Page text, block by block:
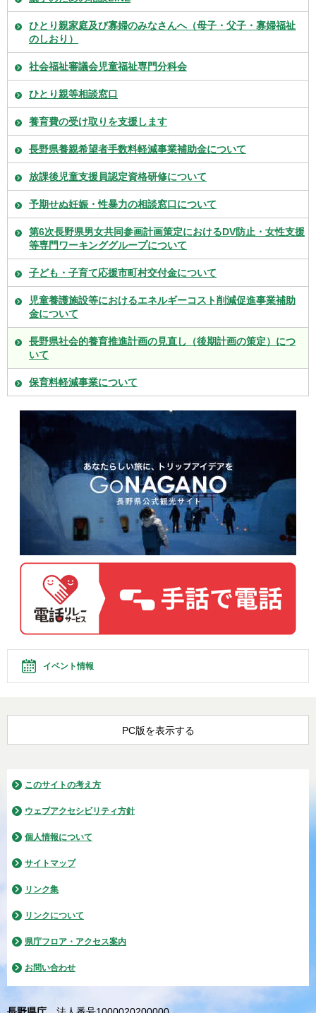
ひとり親家庭及び寡婦のみなさんへ（母子・父子・寡婦福祉
のしおり）
社会福祉審議会児童福祉専門分科会
ひとり親等相談窓口
養育費の受け取りを支援します
長野県養親希望者手数料軽減事業補助金について
放課後児童支援員認定資格研修について
予期せぬ妊娠・性暴力の相談窓口について
第6次長野県男女共同参画計画策定におけるDV防止・女性支援
等専門ワーキンググループについて
子ども・子育て応援市町村交付金について
児童養護施設等におけるエネルギーコスト削減促進事業補助
金について
長野県社会的養育推進計画の見直し（後期計画の策定）につ
いて
保育料軽減事業について
イベント情報
PC版を表示する
このサイトの考え方
ウェブアクセシビリティ方針
個人情報について
サイトマップ
リンク集
リンクについて
県庁フロア・アクセス案内
お問い合わせ